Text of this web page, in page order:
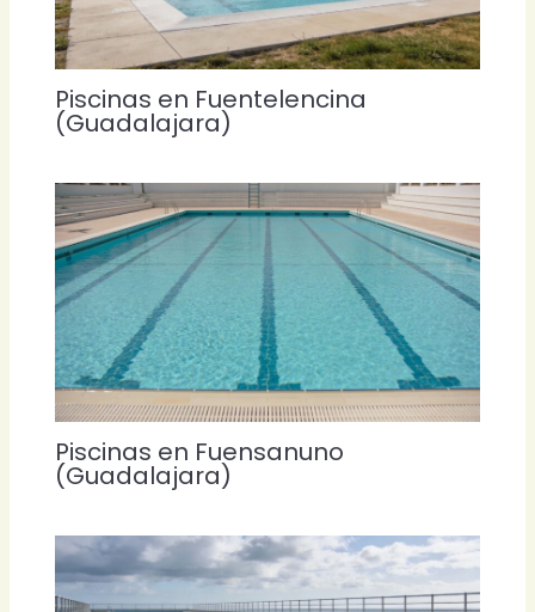
Piscinas en Fuentelencina
(Guadalajara)
Piscinas en Fuensanuno
(Guadalajara)